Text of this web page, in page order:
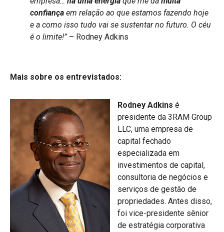
confiança em relação ao que estamos fazendo hoje
e a como isso tudo vai se sustentar no futuro. O céu
é o limite!” – Rodney Adkins
Mais sobre os entrevistados:
Rodney Adkins é
presidente da 3RAM Group
LLC, uma empresa de
capital fechado
especializada em
investimentos de capital,
consultoria de negócios e
serviços de gestão de
propriedades. Antes disso,
foi vice-presidente sênior
de estratégia corporativa